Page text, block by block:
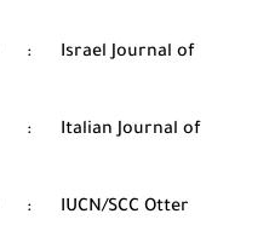
:
Israel Journal of
:
Italian Journal of
:
IUCN/SCC Otter